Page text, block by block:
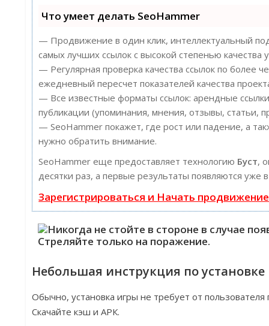
Что умеет делать SeoHammer
— Продвижение в один клик, интеллектуальный
самых лучших ссылок с высокой степенью качества
— Регулярная проверка качества ссылок по более
ежедневный пересчет показателей качества
— Все известные форматы ссылок: арендные
публикации (упоминания, мнения, отзывы, статьи,
— SeoHammer покажет, где рост или падение, а
нужно обратить внимание.
SeoHammer еще предоставляет технологию Буст,
десятки раз, а первые результаты появляются уже
Зарегистрироваться и Начать продвижение
Небольшая инструкция по
Обычно, установка игры не требует от
Скачайте кэш и АРК.